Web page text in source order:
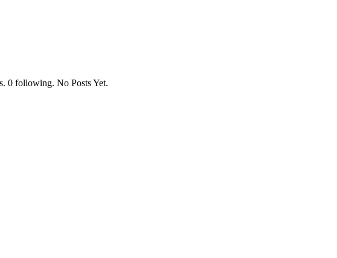
0 following. No Posts Yet.